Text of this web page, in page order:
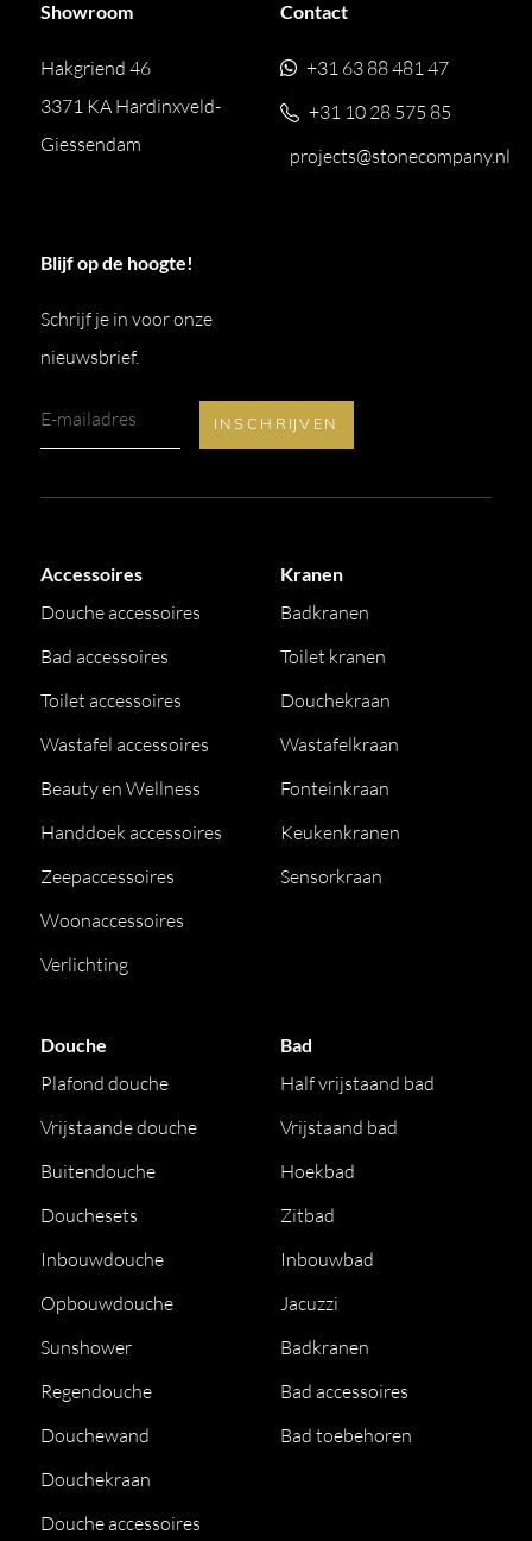
Showroom
Hakgriend 46
3371 KA Hardinxveld-
Giessendam
Contact
+31 63 88 481 47
+31 10 28 575 85
projects@stonecompany.nl
Blijf op de hoogte!
Schrijf je in voor onze
nieuwsbrief.
Accessoires
Douche accessoires
Bad accessoires
Toilet accessoires
Wastafel accessoires
Beauty en Wellness
Handdoek accessoires
Zeepaccessoires
Woonaccessoires
Verlichting
Kranen
Badkranen
Toilet kranen
Douchekraan
Wastafelkraan
Fonteinkraan
Keukenkranen
Sensorkraan
Douche
Plafond douche
Vrijstaande douche
Buitendouche
Douchesets
Inbouwdouche
Opbouwdouche
Sunshower
Regendouche
Douchewand
Douchekraan
Douche accessoires
Bad
Half vrijstaand bad
Vrijstaand bad
Hoekbad
Zitbad
Inbouwbad
Jacuzzi
Badkranen
Bad accessoires
Bad toebehoren